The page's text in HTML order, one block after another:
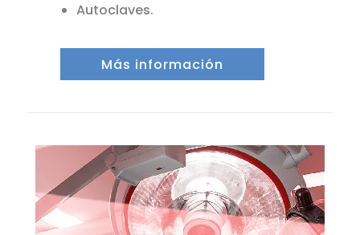
Autoclaves.
Más información